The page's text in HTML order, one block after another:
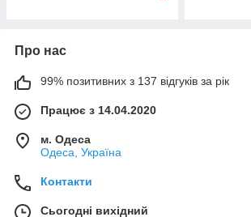
Про нас
99% позитивних з 137 відгуків за рік
Працює з 14.04.2020
м. Одеса
Одеса, Україна
Контакти
Сьогодні вихідний